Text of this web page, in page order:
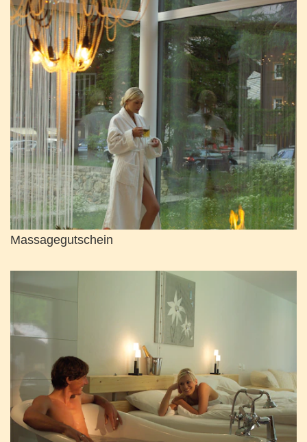
Massagegutschein